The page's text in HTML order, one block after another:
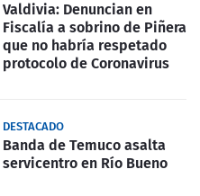
Valdivia: Denuncian en
Fiscalía a sobrino de Piñera
que no habría respetado
protocolo de Coronavirus
DESTACADO
Banda de Temuco asalta
servicentro en Río Bueno